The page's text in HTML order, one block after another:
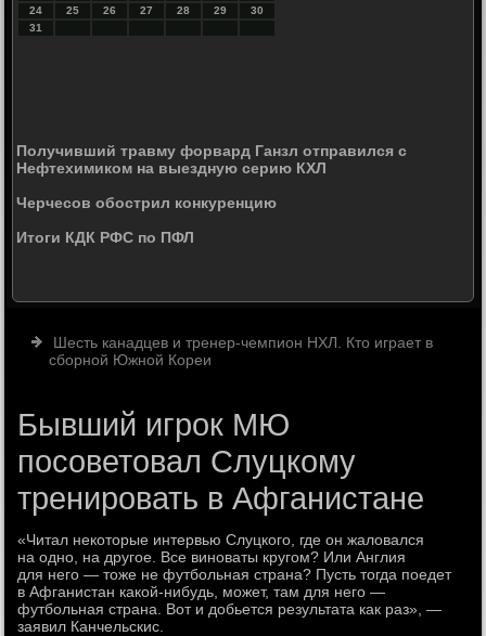
24
25 26 27 28 29
30
31
Получивший травму форвард Ганзл отправился с
Нефтехимиком на выездную серию КХЛ
Черчесов обострил конкуренцию
Итоги КДК РФС по ПФЛ
Шесть канадцев и тренер-чемпион НХЛ. Кто играет в
сборной Южной Кореи
Бывший игрок МЮ
посоветовал Слуцкому
тренировать в Афганистане
«Читал некоторые интервью Слуцкого, где он жаловался
на одно, на другое. Все виноваты кругом? Или Англия
для него — тоже не футбольная страна? Пусть тогда поедет
в Афганистан какой-нибудь, может, там для него —
футбольная страна. Вот и добьется результата как раз», —
заявил Канчельскис.